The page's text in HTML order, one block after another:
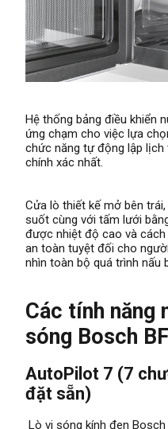
Hệ thống bảng điều khiển
ứng chạm cho việc lựa
chức năng tự động lập lịch
chính xác nhất.
Cửa lò thiết kế mở bên
suốt cùng với tấm lưới
được nhiệt độ cao và
an toàn tuyệt đối cho
nhìn toàn bộ quá trình nấu
Các tính năng
sóng Bosch
AutoPilot 7 (7
đặt sẵn)
Lò vi sóng kính đen Bosch